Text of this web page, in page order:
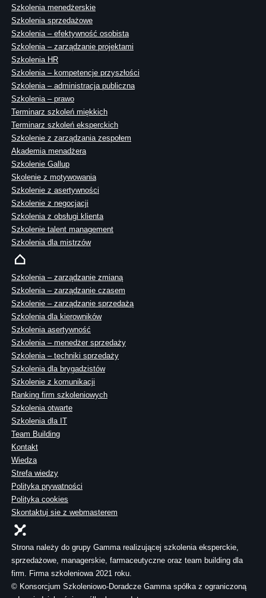
Szkolenia menedżerskie
Szkolenia sprzedażowe
Szkolenia – efektywność osobista
Szkolenia – zarządzanie projektami
Szkolenia HR
Szkolenia – kompetencje przyszłości
Szkolenia – administracja publiczna
Szkolenia – prawo
Terminarz szkoleń miękkich
Terminarz szkoleń eksperckich
Szkolenie z zarządzania zespołem
Akademia menadżera
Szkolenie Gallup
Skolenie z motywowania
Szkolenie z asertywności
Szkolenie z negocjacji
Szkolenia z obsługi klienta
Szkolenie talent management
Szkolenia dla mistrzów
Szkolenia – zarządzanie zmianą
Szkolenia – zarządzanie czasem
Szkolenie – zarządzanie sprzedażą
Szkolenia dla kierowników
Szkolenia asertywność
Szkolenia – menedżer sprzedaży
Szkolenia – techniki sprzedaży
Szkolenia dla brygadzistów
Szkolenie z komunikacji
Ranking firm szkoleniowych
Szkolenia otwarte
Szkolenia dla IT
Team Building
Kontakt
Wiedza
Strefa wiedzy
Polityka prywatności
Polityka cookies
Skontaktuj sie z webmasterem
Strona należy do grupy Gamma realizującej szkolenia eksperckie,
sprzedażowe, managerskie, farmaceutyczne oraz team building dla
firm. Firma szkoleniowa 2021 roku.
© Konsorcjum Szkoleniowo-Doradcze Gamma spółka z ograniczoną